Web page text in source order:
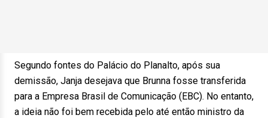
Segundo fontes do Palácio do Planalto, após sua
demissão, Janja desejava que Brunna fosse transferida
para a Empresa Brasil de Comunicação (EBC). No entanto,
a ideia não foi bem recebida pelo até então ministro da